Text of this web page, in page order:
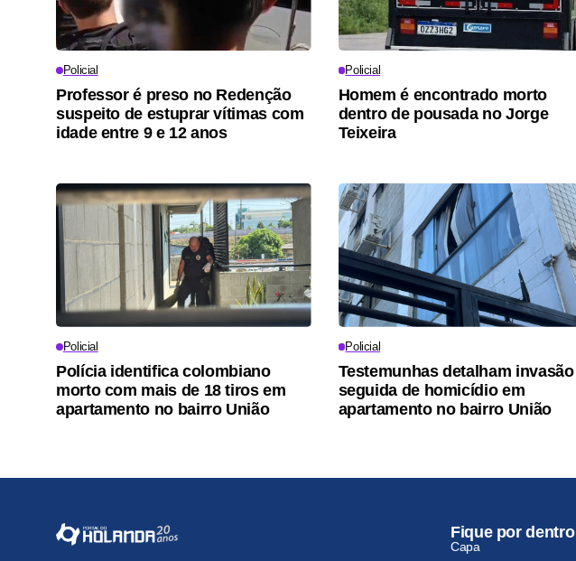
Policial
Professor é preso no Redenção
suspeito de estuprar vítimas com
idade entre 9 e 12 anos
Policial
Homem é encontrado morto
dentro de pousada no Jorge
Teixeira
Policial
Polícia identifica colombiano
morto com mais de 18 tiros em
apartamento no bairro União
Policial
Testemunhas detalham invasão
seguida de homicídio em
apartamento no bairro União
Fique por dentro
Capa